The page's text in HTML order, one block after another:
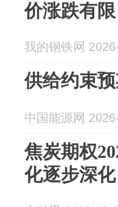
价涨跌有限
我的钢铁网
供给约束
中国能源网
焦炭期权
化逐步深化